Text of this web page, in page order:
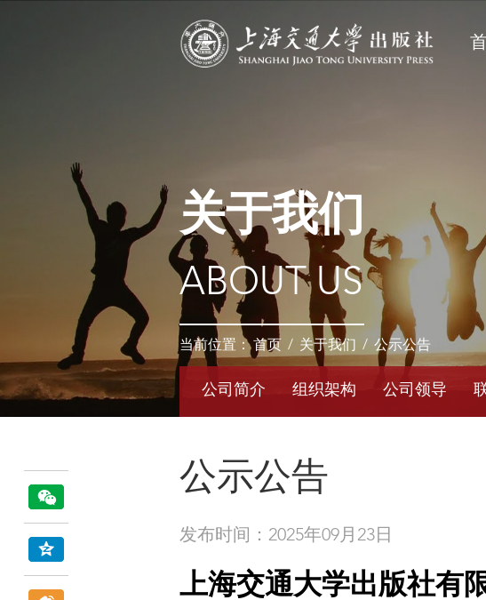
关于我们
ABOUT US
当前位置：首页 / 关于我们 / 公示公告
公司简介 组织架构 公司领导
公示公告
发布时间：2025年09月23日
上海交通大学出版社有